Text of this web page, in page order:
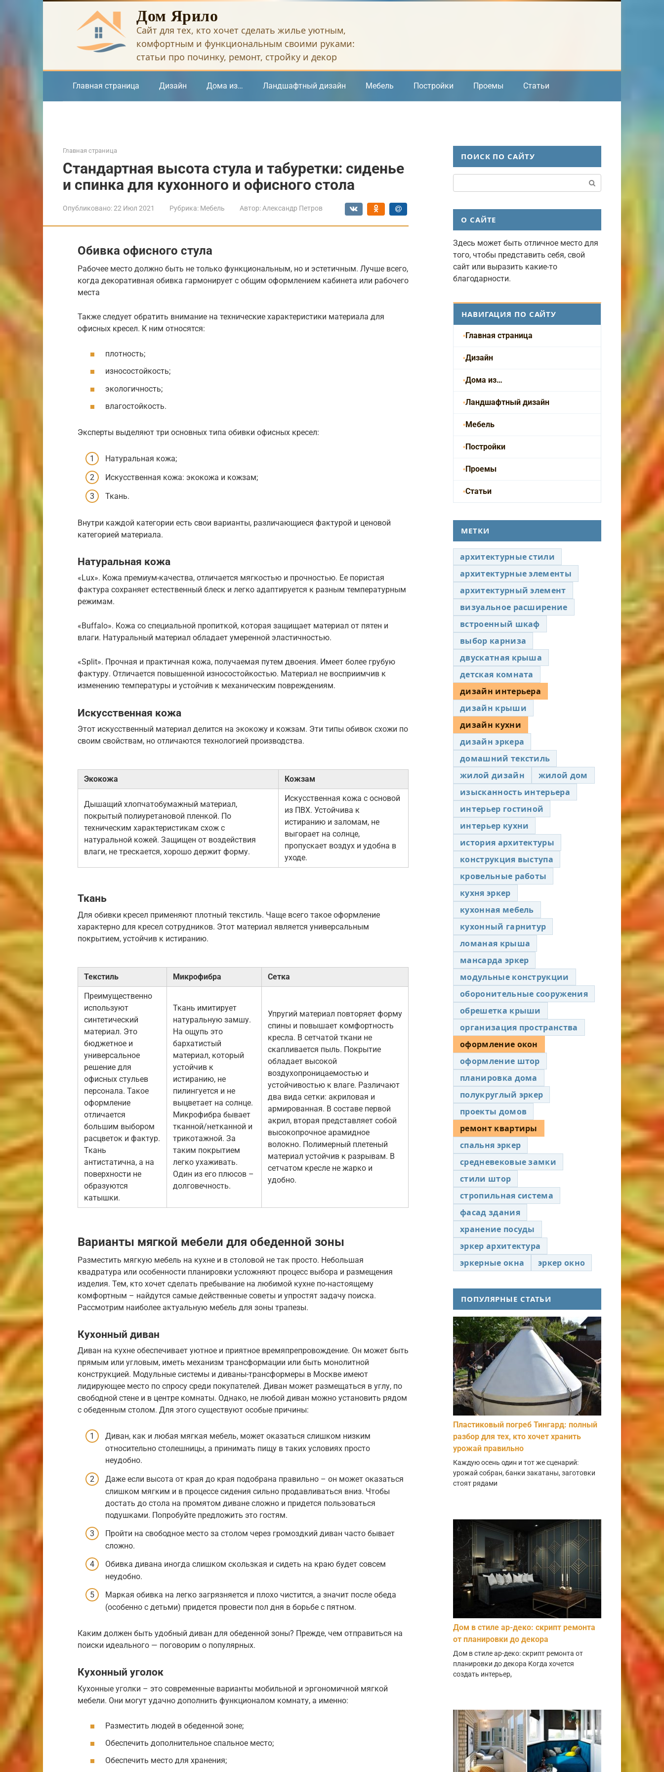
Дом Ярило
Сайт для тех, кто хочет сделать жилье уютным,
комфортным и функциональным своими руками:
статьи про починку, ремонт, стройку и декор
Главная страница Дизайн Дома из… Ландшафтный дизайн Мебель Постройки Проемы Статьи
Главная страница
Стандартная высота стула и табуретки: сиденье
и спинка для кухонного и офисного стола
Опубликовано:22 Июл 2021 Рубрика: Мебель Автор: Александр Петров
Обивка офисного стула
Рабочее место должно быть не только функциональным, но и эстетичным. Лучше всего,
когда декоративная обивка гармонирует с общим оформлением кабинета или рабочего
места
Также следует обратить внимание на технические характеристики материала для
офисных кресел. К ним относятся:
плотность;
износостойкость;
экологичность;
влагостойкость.
Эксперты выделяют три основных типа обивки офисных кресел:
Натуральная кожа;
Искусственная кожа: экокожа и кожзам;
Ткань.
Внутри каждой категории есть свои варианты, различающиеся фактурой и ценовой
категорией материала.
Натуральная кожа
«Lux». Кожа премиум-качества, отличается мягкостью и прочностью. Ее пористая
фактура сохраняет естественный блеск и легко адаптируется к разным температурным
режимам.
«Buffalo». Кожа со специальной пропиткой, которая защищает материал от пятен и
влаги. Натуральный материал обладает умеренной эластичностью.
«Split». Прочная и практичная кожа, получаемая путем двоения. Имеет более грубую
фактуру. Отличается повышенной износостойкостью. Материал не восприимчив к
изменению температуры и устойчив к механическим повреждениям.
Искусственная кожа
Этот искусственный материал делится на экокожу и кожзам. Эти типы обивок схожи по
своим свойствам, но отличаются технологией производства.
Экокожа Кожзам
Дышащий хлопчатобумажный материал,
покрытый полиуретановой пленкой. По
техническим характеристикам схож с
натуральной кожей. Защищен от воздействия
влаги, не трескается, хорошо держит форму.
Искусственная кожа с основой
из ПВХ. Устойчива к
истиранию и заломам, не
выгорает на солнце,
пропускает воздух и удобна в
уходе.
Ткань
Для обивки кресел применяют плотный текстиль. Чаще всего такое оформление
характерно для кресел сотрудников. Этот материал является универсальным
покрытием, устойчив к истиранию.
Текстиль Микрофибра Сетка
Преимущественно
используют
синтетический
материал. Это
бюджетное и
универсальное
решение для
офисных стульев
персонала. Такое
оформление
отличается
большим выбором
расцветок и фактур.
Ткань
антистатична, а на
поверхности не
образуются
катышки.
Ткань имитирует
натуральную замшу.
На ощупь это
бархатистый
материал, который
устойчив к
истиранию, не
пилингуется и не
выцветает на солнце.
Микрофибра бывает
тканной/нетканной и
трикотажной. За
таким покрытием
легко ухаживать.
Один из его плюсов –
долговечность.
Упругий материал повторяет форму
спины и повышает комфортность
кресла. В сетчатой ткани не
скапливается пыль. Покрытие
обладает высокой
воздухопроницаемостью и
устойчивостью к влаге. Различают
два вида сетки: акриловая и
армированная. В составе первой
акрил, вторая представляет собой
высокопрочное арамидное
волокно. Полимерный плетеный
материал устойчив к разрывам. В
сетчатом кресле не жарко и
удобно.
Варианты мягкой мебели для обеденной зоны
Разместить мягкую мебель на кухне и в столовой не так просто. Небольшая
квадратура или особенности планировки усложняют процесс выбора и размещения
изделия. Тем, кто хочет сделать пребывание на любимой кухне по-настоящему
комфортным – найдутся самые действенные советы и упростят задачу поиска.
Рассмотрим наиболее актуальную мебель для зоны трапезы.
Кухонный диван
Диван на кухне обеспечивает уютное и приятное времяпрепровождение. Он может быть
прямым или угловым, иметь механизм трансформации или быть монолитной
конструкцией. Модульные системы и диваны-трансформеры в Москве имеют
лидирующее место по спросу среди покупателей. Диван может размещаться в углу, по
свободной стене и в центре комнаты. Однако, не любой диван можно установить рядом
с обеденным столом. Для этого существуют особые причины:
Диван, как и любая мягкая мебель, может оказаться слишком низким
относительно столешницы, а принимать пищу в таких условиях просто
неудобно.
Даже если высота от края до края подобрана правильно – он может оказаться
слишком мягким и в процессе сидения сильно продавливаться вниз. Чтобы
достать до стола на промятом диване сложно и придется пользоваться
подушками. Попробуйте предложить это гостям.
Пройти на свободное место за столом через громоздкий диван часто бывает
сложно.
Обивка дивана иногда слишком скользкая и сидеть на краю будет совсем
неудобно.
Маркая обивка на легко загрязняется и плохо чистится, а значит после обеда
(особенно с детьми) придется провести пол дня в борьбе с пятном.
Каким должен быть удобный диван для обеденной зоны? Прежде, чем отправиться на
поиски идеального — поговорим о популярных.
Кухонный уголок
Кухонные уголки – это современные варианты мобильной и эргономичной мягкой
мебели. Они могут удачно дополнить функционалом комнату, а именно:
Разместить людей в обеденной зоне;
Обеспечить дополнительное спальное место;
Обеспечить место для хранения;
ПОИСК ПО САЙТУ
О САЙТЕ
Здесь может быть отличное место для
того, чтобы представить себя, свой
сайт или выразить какие-то
благодарности.
НАВИГАЦИЯ ПО САЙТУ
Главная страница
Дизайн
Дома из…
Ландшафтный дизайн
Мебель
Постройки
Проемы
Статьи
МЕТКИ
архитектурные стили
архитектурные элементы
архитектурный элемент
визуальное расширение
встроенный шкаф
выбор карниза
двускатная крыша
детская комната
дизайн интерьера
дизайн крыши
дизайн кухни
дизайн эркера
домашний текстиль
жилой дизайн
жилой дом
изысканность интерьера
интерьер гостиной
интерьер кухни
история архитектуры
конструкция выступа
кровельные работы
кухня эркер
кухонная мебель
кухонный гарнитур
ломаная крыша
мансарда эркер
модульные конструкции
оборонительные сооружения
обрешетка крыши
организация пространства
оформление окон
оформление штор
планировка дома
полукруглый эркер
проекты домов
ремонт квартиры
спальня эркер
средневековые замки
стили штор
стропильная система
фасад здания
хранение посуды
эркер архитектура
эркерные окна
эркер окно
ПОПУЛЯРНЫЕ СТАТЬИ
Пластиковый погреб Тингард: полный
разбор для тех, кто хочет хранить
урожай правильно
Каждую осень один и тот же сценарий:
урожай собран, банки закатаны, заготовки
стоят рядами
Дом в стиле ар-деко: скрипт ремонта
от планировки до декора
Дом в стиле ар-деко: скрипт ремонта от
планировки до декора Когда хочется
создать интерьер,